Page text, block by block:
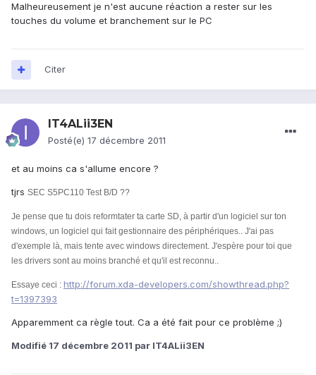
Malheureusement je n'est aucune réaction a rester sur les
touches du volume et branchement sur le PC
Citer
IT4ALii3EN
Posté(e) 17 décembre 2011
et au moins ca s'allume encore ?
tjrs SEC S5PC110 Test B/D ??
Je pense que tu dois reformtater ta carte SD, à partir d'un logiciel sur ton
windows, un logiciel qui fait gestionnaire des périphériques.. J'ai pas
d'exemple là, mais tente avec windows directement. J'espère pour toi que
les drivers sont au moins branché et qu'il est reconnu..
Essaye ceci : http://forum.xda-developers.com/showthread.php?
t=1397393
Apparemment ca règle tout. Ca a été fait pour ce problème ;)
Modifié 17 décembre 2011 par IT4ALii3EN